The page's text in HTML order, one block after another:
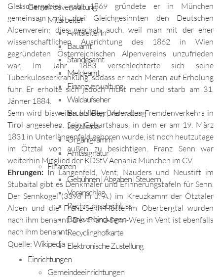
Gemeindeverwaltung
Mitarbeiter
AmtsleiterIn
Bauamt
Standesamt
Meldeamt
Finanzverwaltung
Waldaufseher
Bauhofleiter | Verwaltung
Legalisator
Organigramm
Amtssignatur
Finanzen
Gebühren | Abgaben | Steuern
Voranschlag
Rechnungsabschluss
Bankverbindungen
Recyclinghofkarte
Elektronische Zustellung
Einrichtungen
Gemeindeeinrichtungen
Gletschergebiet gab. 1869 gründete er in München
gemeinsam mit drei Gleichgesinnten den Deutschen
Alpenverein; dies geschah auch, weil man mit der eher
wissenschaftlichen Ausrichtung des 1862 in Wien
gegründeten Österreichischen Alpenvereins unzufrieden
war. Im Jahr 1883 verschlechterte sich seine
Tuberkuloseerkrankung, sodass er nach Meran auf Erholung
fuhr. Er erholte sich jedoch nicht mehr und starb am 31.
Jänner 1884.
Senn wird bisweilen als Begründer des Fremdenverkehrs in
Tirol angesehen. Sein Geburtshaus, in dem er am 19. März
1831 in Unterlängenfeld geboren wurde, ist noch heutzutage
im Ötztal von außen zu besichtigen. Franz Senn war
weiterhin Mitglied der KDStV Aenania München im CV.
Ehrungen: In Längenfeld, Vent, Nauders und Neustift im
Stubaital gibt es Denkmäler und Erinnerungstafeln für Senn.
Der Sennkogel (3398 m ü. A.) im Kreuzkamm der Ötztaler
Alpen und die Franz-Senn-Hütte im Oberbergtal wurden
nach ihm benannt. Der Franz-Senn-Weg in Vent ist ebenfalls
nach ihm benannt.
Quelle: Wikipedia